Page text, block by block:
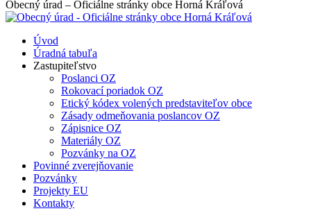
Obecný úrad – Oficiálne stránky obce Horná Kráľová
Úvod
Úradná tabuľa
Zastupiteľstvo
Poslanci OZ
Rokovací poriadok OZ
Etický kódex volených predstaviteľov obce
Zásady odmeňovania poslancov OZ
Zápisnice OZ
Materiály OZ
Pozvánky na OZ
Povinné zverejňovanie
Pozvánky
Projekty EU
Kontakty